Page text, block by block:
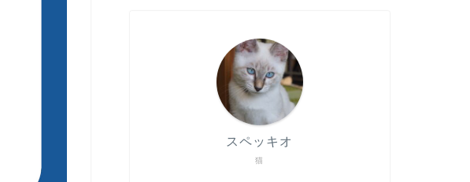
猫
スペッキオ